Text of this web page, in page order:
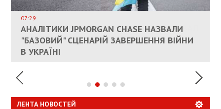
КАНДИДАТ В ПРЕМЬЕРЫ ПОЛЬШИ ПРИЗВАЛ
ЕС ПРЕКРАТИТЬ ВОЕННУЮ ПОМОЩЬ
УКРАИНЕ
07:29
АНАЛІТИКИ JPMORGAN CHASE НАЗВАЛИ
"БАЗОВИЙ" СЦЕНАРІЙ ЗАВЕРШЕННЯ ВІЙНИ
В УКРАЇНІ
ДОЗВОЛИЛИ НЕ ПЛАТИТИ ЗА КОМУНАЛКУ
ИНТЕГРАЦИЯ УКРАИНЫ В НАТО ВРЯД ЛИ
СОСТОИТСЯ В БЛИЖАЙШЕЕ ВРЕМЯ, –
РЮТТЕ
ПАЛИВНИЙ РИНОК РОЗІГРІЛИ ШТУЧНО:
АНАЛІТИКИ ЗВИНУВАТИЛИ АЗС У
СПЕКУЛЯЦІЇ
ЛЕНТА НОВОСТЕЙ